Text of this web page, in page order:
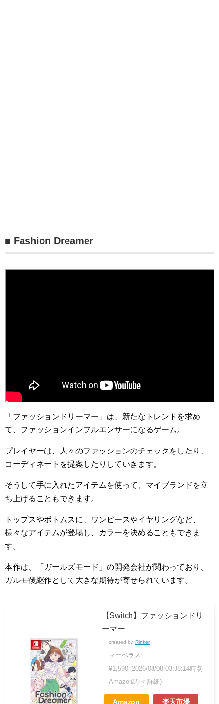
■ Fashion Dreamer
「ファッションドリーマー」は、新たなトレンドを求め
て、ファッションインフルエンサーになるゲーム。
プレイヤーは、人々のファッションのチェックをしたり、
コーディネートを提案したりしていきます。
そうして手に入れたアイテムを使って、マイブランドを立
ち上げることもできます。
トップスやボトムスに、ワンピースやイヤリングなど、
様々なアイテムが登場し、カラーを決めることもできま
す。
本作は、「ガールズモード」の開発会社が関わっており、
ガルモ後継作として大きな期待が寄せられています。
【Switch】ファッションドリ
ーマー
created by Rinker
マーベラス
¥1,590 (2026/08/08 03:38:14時点
Amazon調べ-詳細)
Amazon 楽天市場